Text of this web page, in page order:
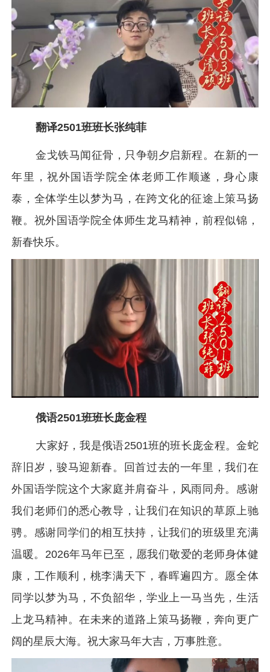
翻译2501班班长张纯菲
金戈铁马闻征骨，只争朝夕启新程。在新的一
年里，祝外国语学院全体老师工作顺遂，身心康
泰，全体学生以梦为马，在跨文化的征途上策马扬
鞭。祝外国语学院全体师生龙马精神，前程似锦，
新春快乐。
俄语2501班班长庞金程
大家好，我是俄语2501班的班长庞金程。金蛇
辞旧岁，骏马迎新春。回首过去的一年里，我们在
外国语学院这个大家庭并肩奋斗，风雨同舟。感谢
我们老师们的悉心教导，让我们在知识的草原上驰
骋。感谢同学们的相互扶持，让我们的班级里充满
温暖。2026年马年已至，愿我们敬爱的老师身体健
康，工作顺利，桃李满天下，春晖遍四方。愿全体
同学以梦为马，不负韶华，学业上一马当先，生活
上龙马精神。在未来的道路上策马扬鞭，奔向更广
阔的星辰大海。祝大家马年大吉，万事胜意。